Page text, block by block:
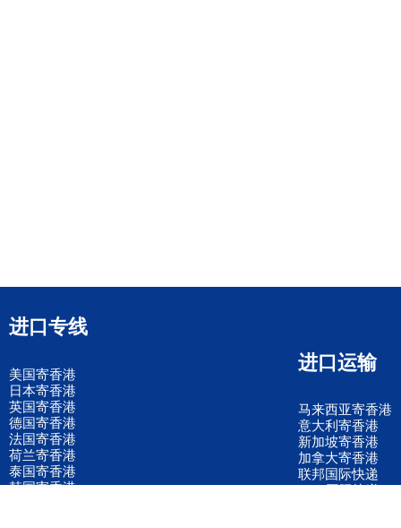
进口专线
美国寄香港
日本寄香港
英国寄香港
德国寄香港
法国寄香港
荷兰寄香港
泰国寄香港
韩国寄香港
进口运输
马来西亚寄香港
意大利寄香港
新加坡寄香港
加拿大寄香港
联邦国际快递
UPS国际快递